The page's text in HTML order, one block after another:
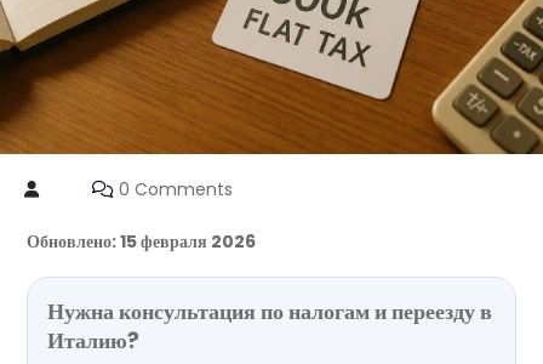
0 Comments
Обновлено: 15 февраля 2026
Нужна консультация по налогам и переезду в
Италию?